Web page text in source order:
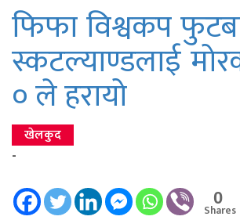
फिफा विश्वकप
स्कटल्याण्डलाई
० ले हरायो
खेलकुद
-
0
Shares